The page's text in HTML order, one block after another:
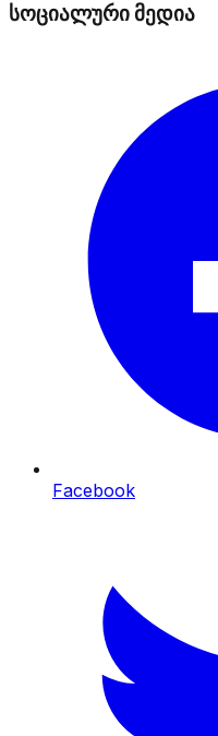
სოციალური მედია
Facebook